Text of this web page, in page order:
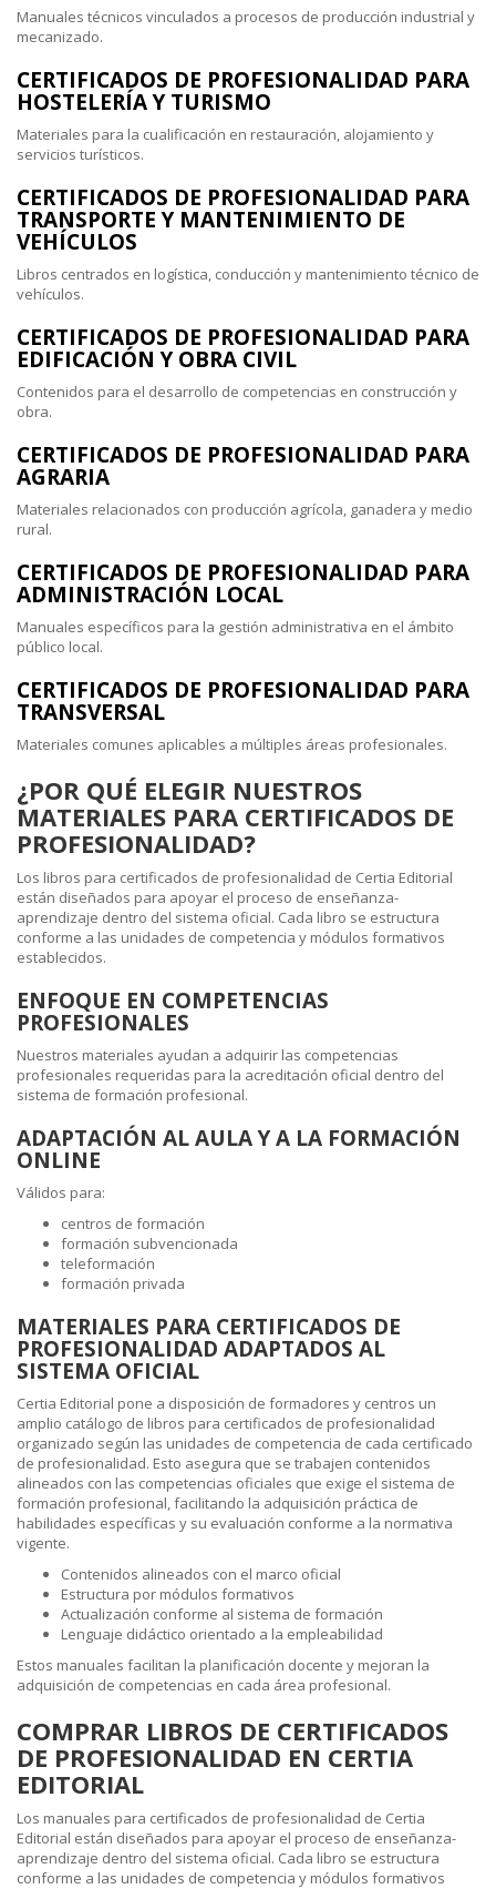
Manuales técnicos vinculados a procesos de producción industrial y
mecanizado.
CERTIFICADOS DE PROFESIONALIDAD PARA
HOSTELERÍA Y TURISMO
Materiales para la cualificación en restauración, alojamiento y
servicios turísticos.
CERTIFICADOS DE PROFESIONALIDAD PARA
TRANSPORTE Y MANTENIMIENTO DE
VEHÍCULOS
Libros centrados en logística, conducción y mantenimiento técnico de
vehículos.
CERTIFICADOS DE PROFESIONALIDAD PARA
EDIFICACIÓN Y OBRA CIVIL
Contenidos para el desarrollo de competencias en construcción y
obra.
CERTIFICADOS DE PROFESIONALIDAD PARA
AGRARIA
Materiales relacionados con producción agrícola, ganadera y medio
rural.
CERTIFICADOS DE PROFESIONALIDAD PARA
ADMINISTRACIÓN LOCAL
Manuales específicos para la gestión administrativa en el ámbito
público local.
CERTIFICADOS DE PROFESIONALIDAD PARA
TRANSVERSAL
Materiales comunes aplicables a múltiples áreas profesionales.
¿POR QUÉ ELEGIR NUESTROS
MATERIALES PARA CERTIFICADOS DE
PROFESIONALIDAD?
Los libros para certificados de profesionalidad de Certia Editorial
están diseñados para apoyar el proceso de enseñanza-
aprendizaje dentro del sistema oficial. Cada libro se estructura
conforme a las unidades de competencia y módulos formativos
establecidos.
ENFOQUE EN COMPETENCIAS
PROFESIONALES
Nuestros materiales ayudan a adquirir las competencias
profesionales requeridas para la acreditación oficial dentro del
sistema de formación profesional.
ADAPTACIÓN AL AULA Y A LA FORMACIÓN
ONLINE
Válidos para:
centros de formación
formación subvencionada
teleformación
formación privada
MATERIALES PARA CERTIFICADOS DE
PROFESIONALIDAD ADAPTADOS AL
SISTEMA OFICIAL
Certia Editorial pone a disposición de formadores y centros un
amplio catálogo de libros para certificados de profesionalidad
organizado según las unidades de competencia de cada certificado
de profesionalidad. Esto asegura que se trabajen contenidos
alineados con las competencias oficiales que exige el sistema de
formación profesional, facilitando la adquisición práctica de
habilidades específicas y su evaluación conforme a la normativa
vigente.
Contenidos alineados con el marco oficial
Estructura por módulos formativos
Actualización conforme al sistema de formación
Lenguaje didáctico orientado a la empleabilidad
Estos manuales facilitan la planificación docente y mejoran la
adquisición de competencias en cada área profesional.
COMPRAR LIBROS DE CERTIFICADOS
DE PROFESIONALIDAD EN CERTIA
EDITORIAL
Los manuales para certificados de profesionalidad de Certia
Editorial están diseñados para apoyar el proceso de enseñanza-
aprendizaje dentro del sistema oficial. Cada libro se estructura
conforme a las unidades de competencia y módulos formativos